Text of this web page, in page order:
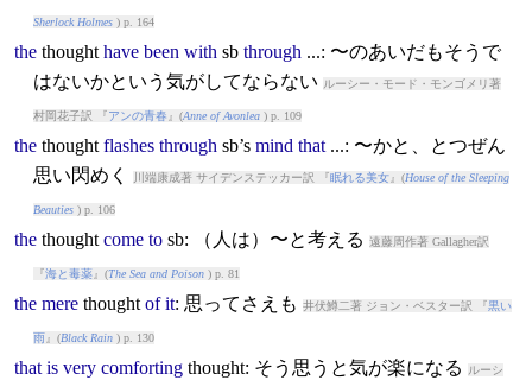
Sherlock Holmes) p. 164
the thought have been with sb through ...: 〜のあいだもそうで
はないかという気がしてならない
ルーシー・モード・モンゴメリ著
村岡花子訳 『アンの青春 』(Anne of Avonlea) p. 109
the thought flashes through sb’s mind that...: 〜かと、とつぜん
思い閃めく
川端康成著 サイデンステッカー訳 『眠れる美女』(House of the Sleeping
Beauties) p. 106
the thought come tosb: （人は）〜と考える 遠藤周作著 Gallagher訳
『海と毒薬』(The Sea and Poison) p. 81
the mere thought of it: 思ってさえも 井伏鱒二著 ジョン・ベスター訳 『黒い
雨』(Black Rain) p. 130
that is very comforting thought: そう思うと気が楽になる ルーシ